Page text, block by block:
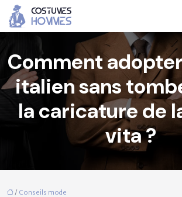
Comment
italien sans
la caricature de
vita ?
/ Conseils mode